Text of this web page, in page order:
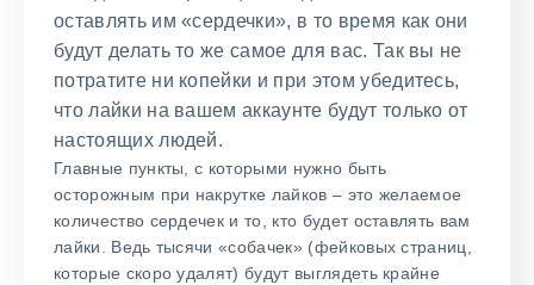
оставлять им «сердечки», в то время как они
будут делать то же самое для вас. Так вы не
потратите ни копейки и при этом убедитесь,
что лайки на вашем аккаунте будут только от
настоящих людей.
Главные пункты, с которыми нужно быть
осторожным при накрутке лайков – это желаемое
количество сердечек и то, кто будет оставлять вам
лайки. Ведь тысячи «собачек» (фейковых страниц,
которые скоро удалят) будут выглядеть крайне